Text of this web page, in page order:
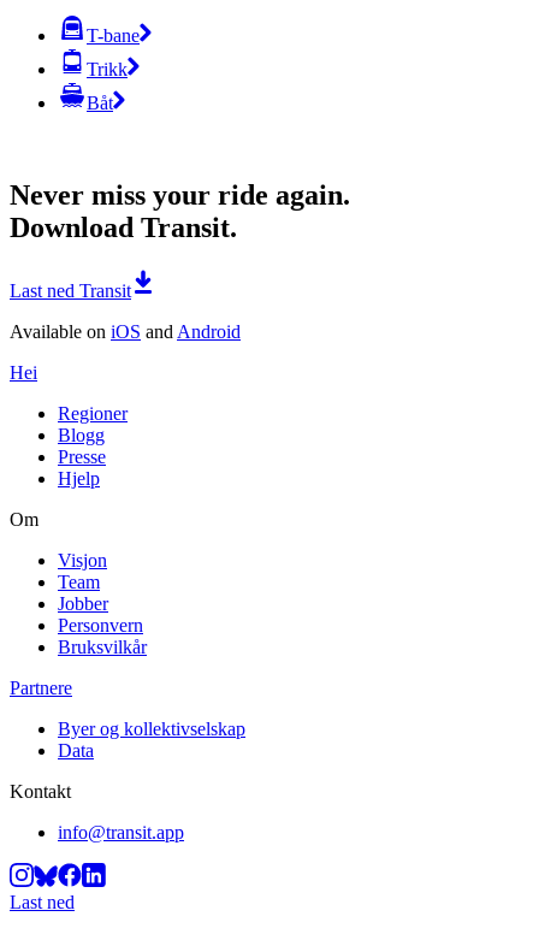
T-bane
Trikk
Båt
Never miss your ride again.
Download Transit.
Last ned Transit
Available on iOS and Android
Hei
Regioner
Blogg
Presse
Hjelp
Om
Visjon
Team
Jobber
Personvern
Bruksvilkår
Partnere
Byer og kollektivselskap
Data
Kontakt
info@transit.app
Last ned